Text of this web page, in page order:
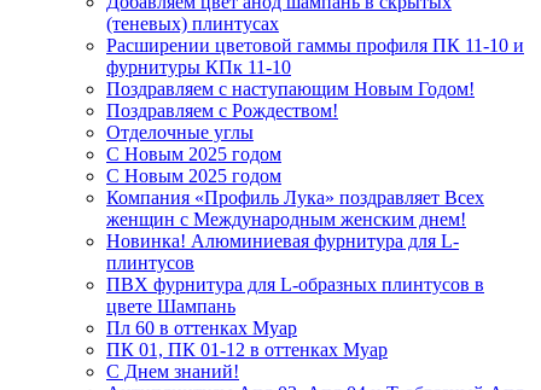
(теневых) плинтусах
Расширении цветовой гаммы профиля ПК 11-10 и
фурнитуры КПк 11-10
Поздравляем с наступающим Новым Годом!
Поздравляем с Рождеством!
Отделочные углы
С Новым 2025 годом
С Новым 2025 годом
Компания «Профиль Лука» поздравляет Всех
женщин с Международным женским днем!
Новинка! Алюминиевая фурнитура для L-
плинтусов
ПВХ фурнитура для L-образных плинтусов в
цвете Шампань
Пл 60 в оттенках Муар
ПК 01, ПК 01-12 в оттенках Муар
С Днем знаний!